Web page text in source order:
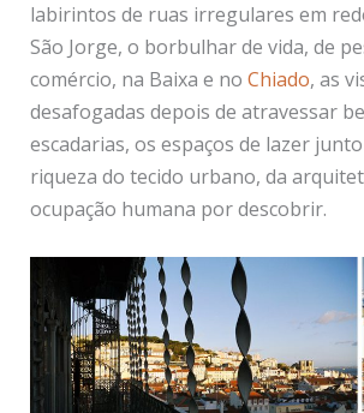
labirintos de ruas irregulares em
São Jorge, o borbulhar de vida, de
comércio, na Baixa e no Chiado, as
desafogadas depois de atravessar
escadarias, os espaços de lazer
riqueza do tecido urbano, da
ocupação humana por descobrir.